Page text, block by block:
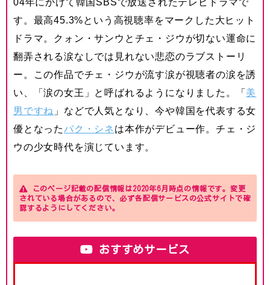
04年にかけて韓国SBSで放送されたテレビドラマで
す。最高45.3%という高視聴率をマークした大ヒット
ドラマ。クォン・サンウとチェ・ジウが切ない運命に
翻弄される涙なしでは見れない悲恋のラブストーリ
ー。この作品でチェ・ジウが流す涙が視聴者の涙を誘
い、「涙の女王」と呼ばれるようになりました。「 美
男ですね 」などで人気となり、今や韓国を代表する女
優となったパク・シネは本作がデビュー作。チェ・ジ
ウの少女時代を演じています。
このページ記載の配信情報は2020年6月時点の情報です。変更
されている場合があるので、必ず各配信サービスの公式サイトで確
認するようにしてください。
おすすめサービス